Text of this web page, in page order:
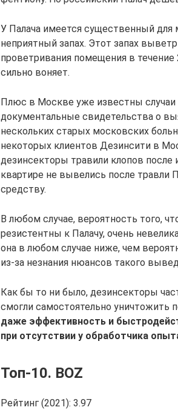
У Палача имеется существенный для
неприятный запах. Этот запах
проветривания помещения в течение
сильно воняет.
Плюс в Москве уже известны
документальные свидетельства о
нескольких старых московских
некоторых клиентов Дезинсити в
дезинсекторы травили клопов после
квартире не вывелись после травли
средству.
В любом случае, вероятность того,
резистентны к Палачу, очень
она в любом случае ниже, чем
из-за незнания нюансов такого
Как бы то ни было, дезинсекторы
смогли самостоятельно уничтожить
даже эффективность и
при отсутствии у обработчика
Топ-10. BOZ
Рейтинг (2021): 3.97